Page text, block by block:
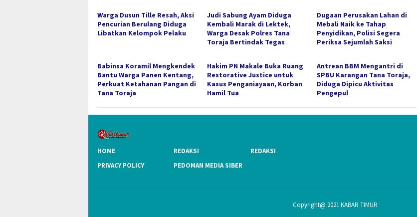
Warga Dusun Tille Resah, Aksi
Pencurian Berulang Diduga
Libatkan Kelompok Pelaku
Judi Sabung Ayam Diduga
Kembali Marak di Lektek,
Warga Desak Polres Tana
Toraja Bertindak Tegas
Dugaan Perusakan Lahan di
Mebali Naik ke Tahap
Penyidikan, Polisi Segera
Periksa Sejumlah Saksi
Babinsa Koramil Mengkendek
Bantu Warga Panen Kentang,
Perkuat Ketahanan Pangan di
Tana Toraja
Hakim PN Makale Buka Ruang
Restorative Justice untuk
Kasus Penganiayaan, Korban
Hamil Tua
Antrean BBM Mengantri di
SPBU Karangan Tana Toraja,
Diduga Dipicu Aktivitas
Pengepul
HOME REDAKSI
REDAKSI
PRIVACY POLICY
PEDOMAN MEDIA SIBER
Copyright@ 2021 KABAR TIMUR